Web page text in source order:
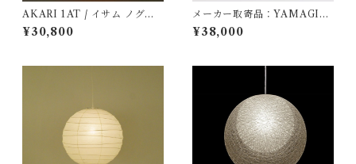
AKARI 1AT / イサム ノグチ
（Isamu Noguchi) / オゼキ
（尾関）/ 75002
¥30,800
メーカー取寄品：YAMAGIW
A（ヤマギワ）/ 323F-216H /
Jakobsson Lamp（ヤコブソ
on / ペンダント照明
¥38,000